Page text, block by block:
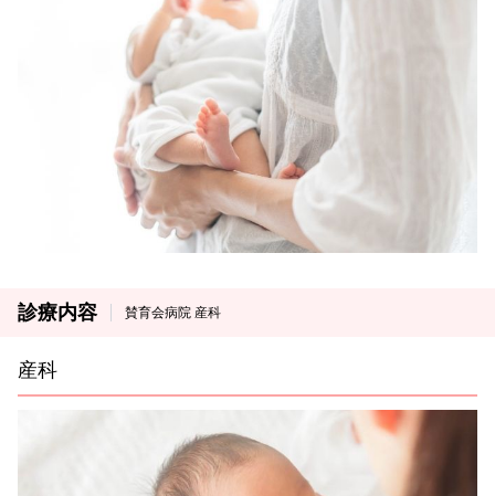
診療内容 賛育会病院 産科
産科